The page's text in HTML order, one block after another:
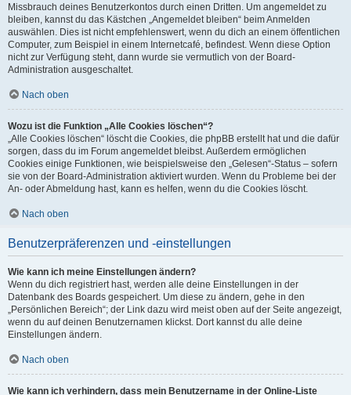
Missbrauch deines Benutzerkontos durch einen Dritten. Um angemeldet zu
bleiben, kannst du das Kästchen „Angemeldet bleiben“ beim Anmelden
auswählen. Dies ist nicht empfehlenswert, wenn du dich an einem öffentlichen
Computer, zum Beispiel in einem Internetcafé, befindest. Wenn diese Option
nicht zur Verfügung steht, dann wurde sie vermutlich von der Board-
Administration ausgeschaltet.
Nach oben
Wozu ist die Funktion „Alle Cookies löschen“?
„Alle Cookies löschen“ löscht die Cookies, die phpBB erstellt hat und die dafür
sorgen, dass du im Forum angemeldet bleibst. Außerdem ermöglichen
Cookies einige Funktionen, wie beispielsweise den „Gelesen“-Status – sofern
sie von der Board-Administration aktiviert wurden. Wenn du Probleme bei der
An- oder Abmeldung hast, kann es helfen, wenn du die Cookies löscht.
Nach oben
Benutzerpräferenzen und -einstellungen
Wie kann ich meine Einstellungen ändern?
Wenn du dich registriert hast, werden alle deine Einstellungen in der
Datenbank des Boards gespeichert. Um diese zu ändern, gehe in den
„Persönlichen Bereich“; der Link dazu wird meist oben auf der Seite angezeigt,
wenn du auf deinen Benutzernamen klickst. Dort kannst du alle deine
Einstellungen ändern.
Nach oben
Wie kann ich verhindern, dass mein Benutzername in der Online-Liste